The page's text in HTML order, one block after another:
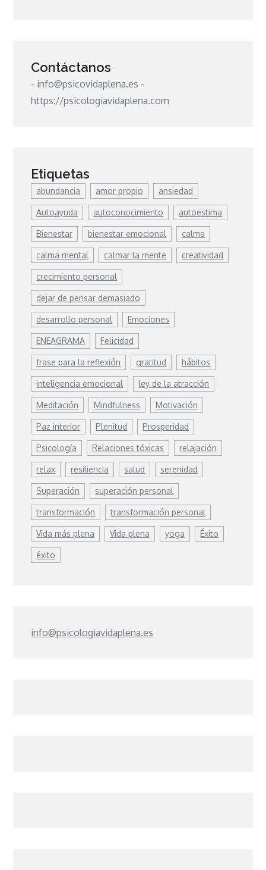
Contáctanos
- info@psicovidaplena.es -
https://psicologiavidaplena.com
Etiquetas
abundancia amor propio ansiedad
Autoayuda autoconocimiento autoestima
Bienestar bienestar emocional calma
calma mental calmar la mente creatividad
crecimiento personal
dejar de pensar demasiado
desarrollo personal Emociones
ENEAGRAMA Felicidad
frase para la reflexión gratitud hábitos
inteligencia emocional ley de la atracción
Meditación Mindfulness Motivación
Paz interior Plenitud Prosperidad
Psicología Relaciones tóxicas relajación
relax resiliencia salud serenidad
Superación superación personal
transformación transformación personal
Vida más plena Vida plena yoga Éxito
éxito
info@psicologiavidaplena.es